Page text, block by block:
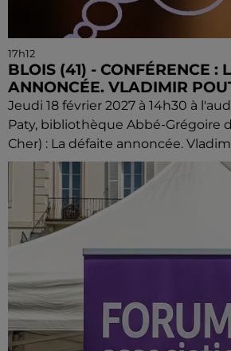
17h12
BLOIS (41) - CONFÉRENCE :
ANNONCÉE. VLADIMIR
Jeudi 18 février 2027 à 14h30 à
Paty, bibliothèque Abbé-Grégoire
Cher) : La défaite annoncée.